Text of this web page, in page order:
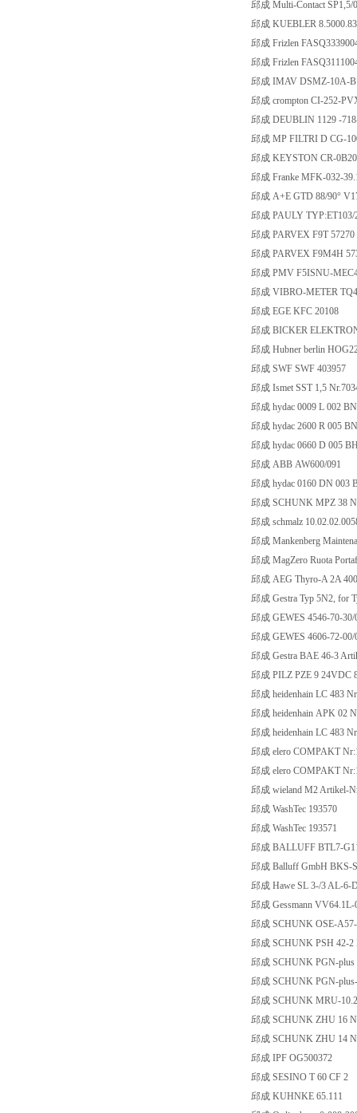
邱成 Multi-Contact SP1,5/
邱成 KUEBLER
邱成 Frizlen
邱成 Frizlen
邱成 IMAV DSMZ-10A-B
邱成 crompton CI-252-
邱成 DEUBLIN 1129 -
邱成 MP FILTRI D CG-
邱成 KEYSTON CR-
邱成 Franke MFK-032-
邱成 A+E GTD 88/90°
邱成 PAULY TYP:ET103/
邱成 PARVEX F9T 57270
邱成 PARVEX F9M4H
邱成 PMV F5ISNU-
邱成 VIBRO-METER
邱成 EGE KFC 20108
邱成 BICKER
邱成 Hubner berlin
邱成 SWF SWF 403957
邱成 Ismet SST 1,5
邱成 hydac 0009 L 002 BN
邱成 hydac 2600 R 005
邱成 hydac 0660 D 005
邱成 ABB AW600/091
邱成 hydac 0160 DN 003
邱成 SCHUNK MPZ 38
邱成 schmalz
邱成 Mankenberg
邱成 MagZero Ruota
邱成 AEG Thyro-A 2A
邱成 Gestra Typ 5N2, for
邱成 GEWES 4546-70-30/
邱成 GEWES 4606-72-00/
邱成 Gestra BAE 46-3
邱成 PILZ PZE 9 24VDC
邱成 heidenhain LC 483
邱成 heidenhain APK 02
邱成 heidenhain LC 483
邱成 elero COMPAKT
邱成 elero COMPAKT
邱成 wieland M2 Artikel-
邱成 WashTec 193570
邱成 WashTec 193571
邱成 BALLUFF BTL7-
邱成 Balluff GmbH BKS-
邱成 Hawe SL 3-/3 AL-6-
邱成 Gessmann
邱成 SCHUNK OSE-
邱成 SCHUNK PSH 42-2
邱成 SCHUNK PGN-plus
邱成 SCHUNK PGN-
邱成 SCHUNK MRU-
邱成 SCHUNK ZHU 16
邱成 SCHUNK ZHU 14
邱成 IPF OG500372
邱成 SESINO T 60 CF 2
邱成 KUHNKE 65.111